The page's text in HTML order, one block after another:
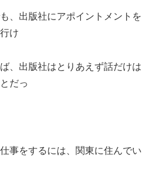
、出版社にアポイントメントを
け
、出版社はとりあえず話だけは
だっ
事をするには、関東に住んでい